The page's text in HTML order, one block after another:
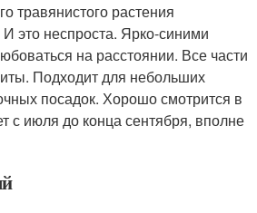
травянистого растения
это неспроста. Ярко-синими
на расстоянии. Все части
Подходит для небольших
посадок. Хорошо смотрится в
с июля до конца сентября, вполне